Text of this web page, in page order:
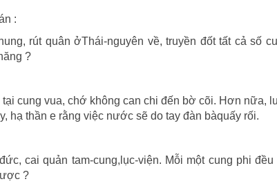
:
rút quân ởThái-nguyên về, truyền đốt tất cả số
?
cung vua, chớ không can chi đến bờ cõi. Hơn nữa,
hạ thần e rằng việc nước sẽ do tay đàn bàquấy rối.
cai quản tam-cung,lục-viện. Mỗi một cung phi
?